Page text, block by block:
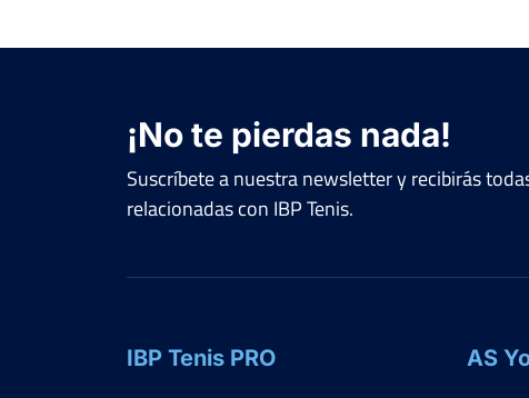
¡No te pierdas nada!
Suscríbete a nuestra newsletter y recibirás
relacionadas con IBP Tenis.
IBP Tenis PRO AS